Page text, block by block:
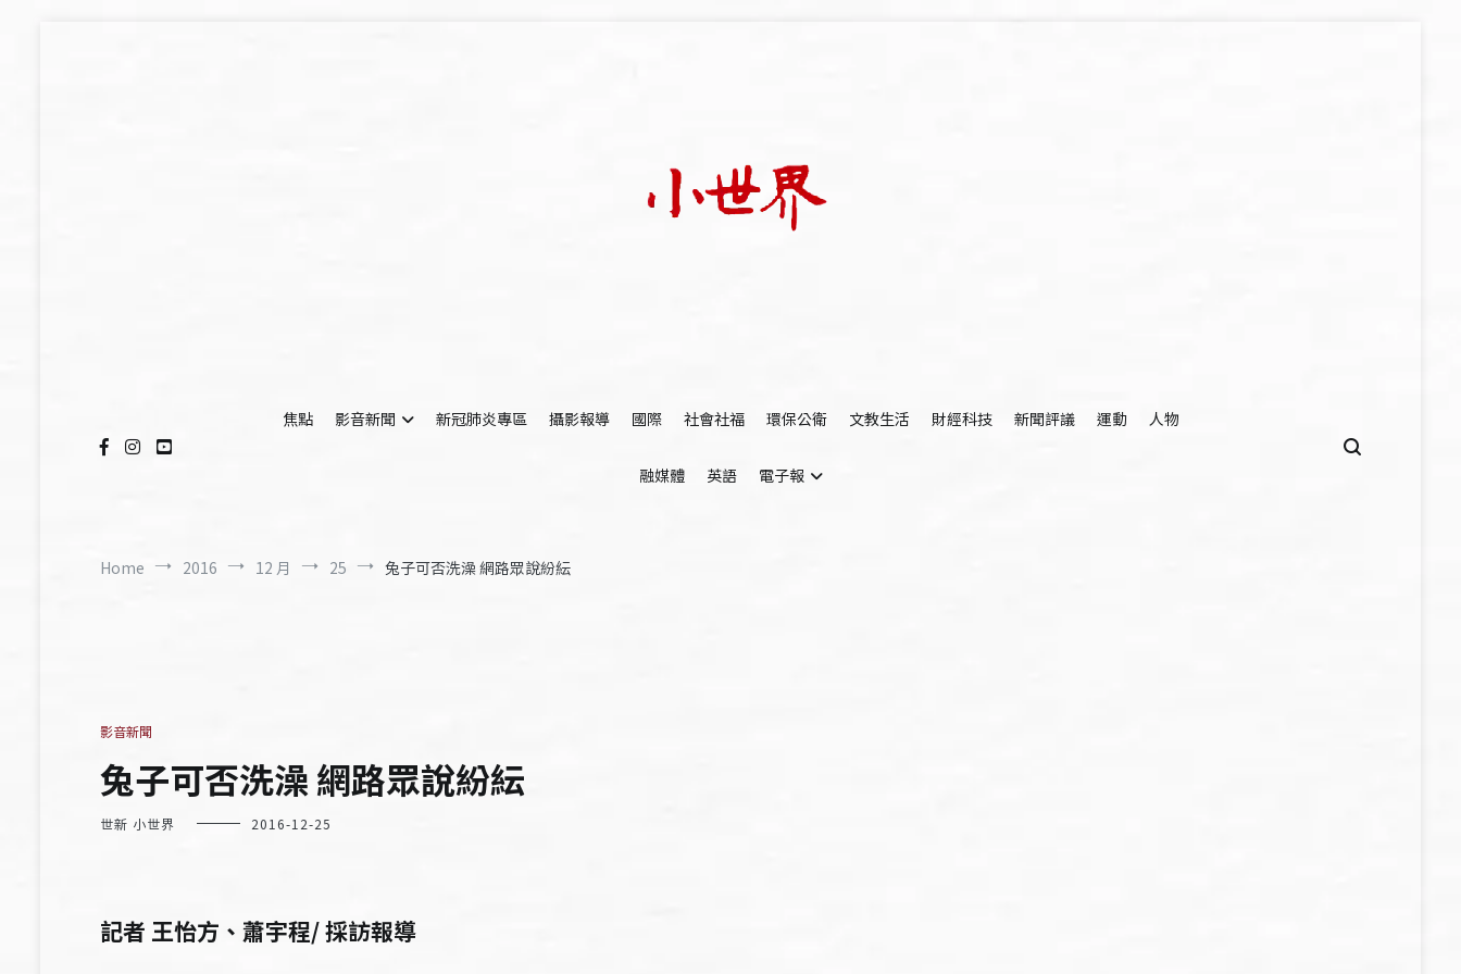
焦點
影音新聞 新冠肺炎專區 攝影報導 國際 社會社福 環保公衛 文教生活 財經科技 新聞評議 運動 人物
融媒體 英語 電子報
Home 2016 12 月 25 兔子可否洗澡 網路眾說紛紜
影音新聞
兔子可否洗澡 網路眾說紛紜
世新 小世界 2016-12-25
記者 王怡方、蕭宇程/ 採訪報導